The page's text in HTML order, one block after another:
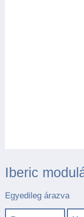
Iberic
Egyedileg árazva